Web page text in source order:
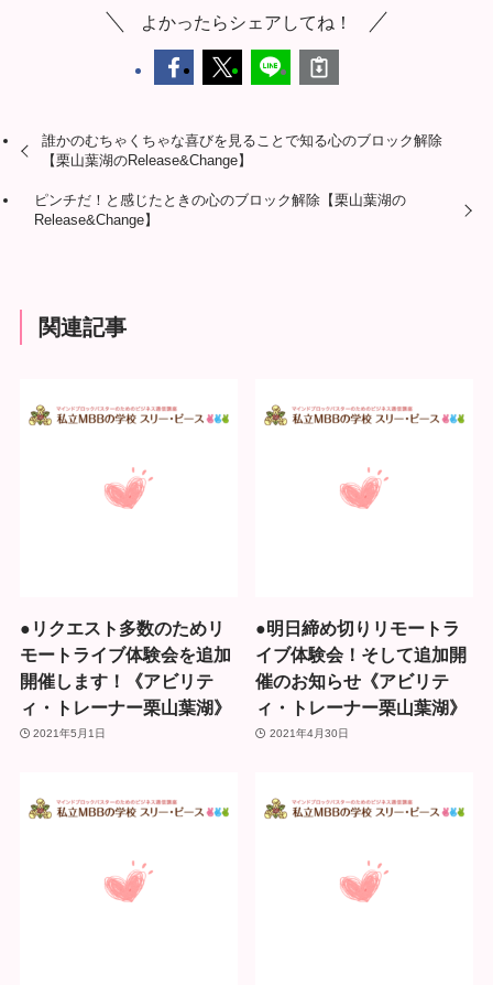
よかったらシェアしてね！
誰かのむちゃくちゃな喜びを見ることで知る心のブロック解除
【栗山葉湖のRelease&Change】
ピンチだ！と感じたときの心のブロック解除【栗山葉湖の
Release&Change】
関連記事
●リクエスト多数のためリ
モートライブ体験会を追加
開催します！《アビリテ
ィ・トレーナー栗山葉湖》
2021年5月1日
●明日締め切りリモートラ
イブ体験会！そして追加開
催のお知らせ《アビリテ
ィ・トレーナー栗山葉湖》
2021年4月30日